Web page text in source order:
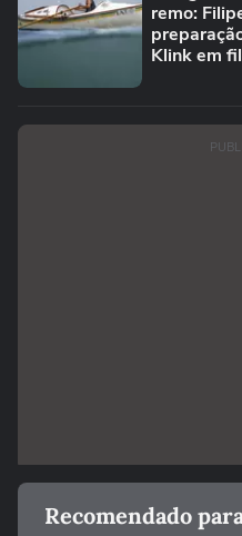
remo:
Klink em
Recomendado